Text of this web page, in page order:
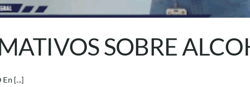
SOBRE
[...]